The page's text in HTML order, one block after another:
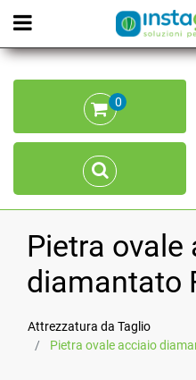
Open menu
0
Pietra ovale
diamantato
Attrezzatura da Taglio
Pietra ovale acciaio